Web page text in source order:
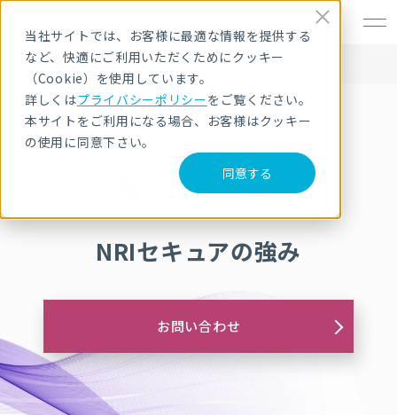
当社サイトでは、お客様に最適な情報を提供する
など、快適にご利用いただくためにクッキー
（Cookie）を使用しています。
詳しくはプライバシーポリシーをご覧ください。
本サイトをご利用になる場合、お客様はクッキー
の使用に同意下さい。
同意する
HOME サービス・製品
セキュリティ製品・ソリューション
SASEソリューション Netskope
NRIセキュアの強み
NRIセキュアの強み
お問い合わせ